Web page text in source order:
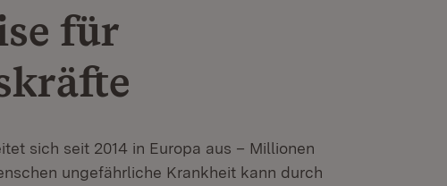
für
sich seit 2014 in Europa aus – Millionen
ungefährliche Krankheit kann durch